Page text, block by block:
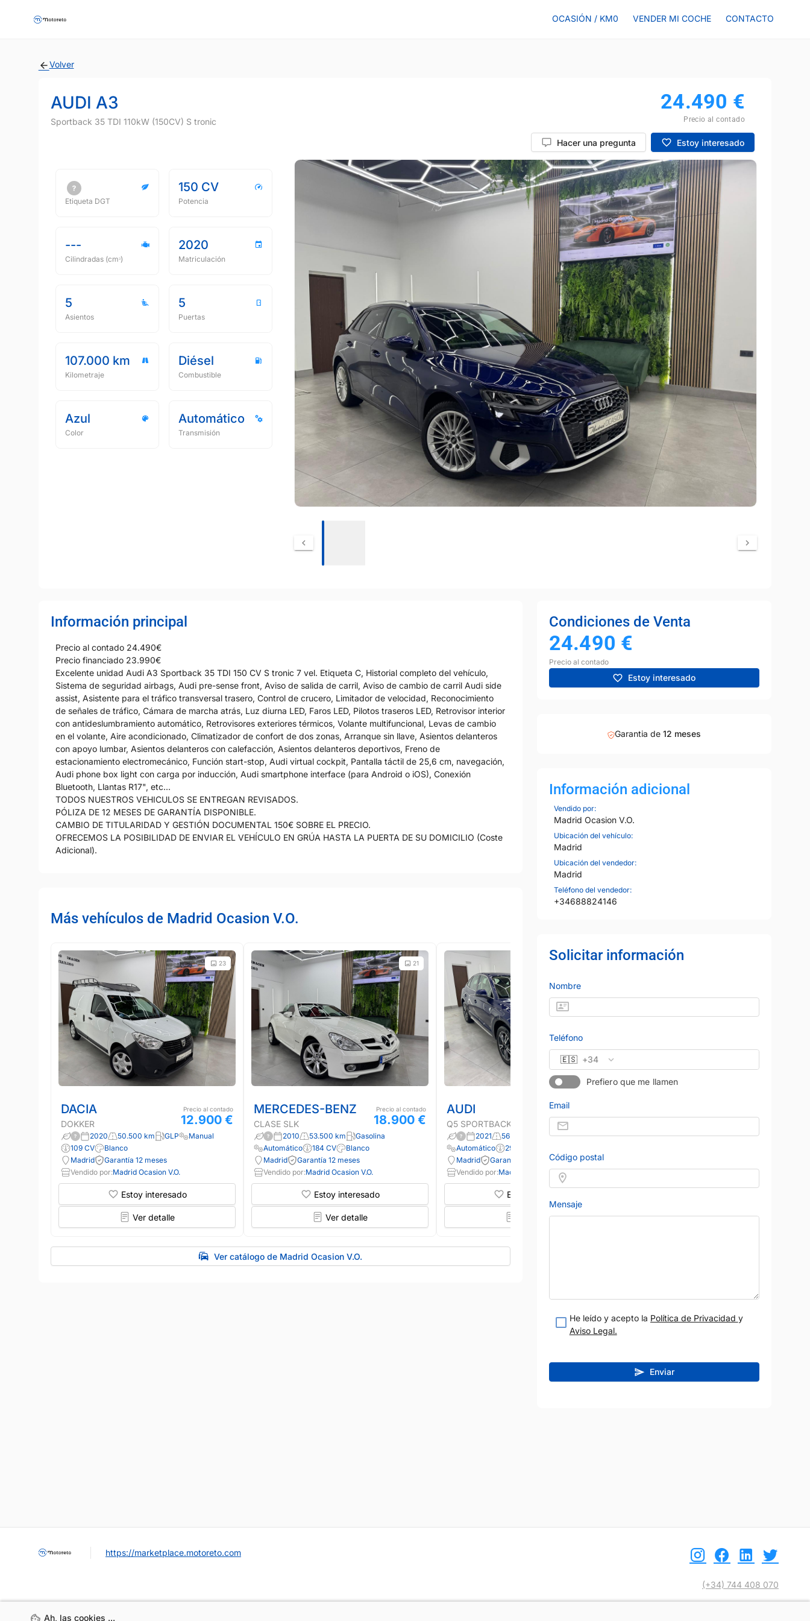
OCASIÓN / KM0 VENDER MI COCHE CONTACTO
Volver
AUDI A3
Sportback 35 TDI 110kW (150CV) S tronic
24.490 €
Precio al contado
Hacer una pregunta Estoy interesado
Etiqueta DGT
150 CV
Potencia
---
Cilindradas (cmᵌ)
2020
Matriculación
5
Asientos
5
Puertas
107.000 km
Kilometraje
Diésel
Combustible
Azul
Color
Automático
Transmisión
Información principal
Precio al contado 24.490€
Precio financiado 23.990€
Excelente unidad Audi A3 Sportback 35 TDI 150 CV S tronic 7 vel. Etiqueta C, Historial completo del vehículo,
Sistema de seguridad airbags, Audi pre-sense front, Aviso de salida de carril, Aviso de cambio de carril Audi side
assist, Asistente para el tráfico transversal trasero, Control de crucero, Limitador de velocidad, Reconocimiento
de señales de tráfico, Cámara de marcha atrás, Luz diurna LED, Faros LED, Pilotos traseros LED, Retrovisor interior
con antideslumbramiento automático, Retrovisores exteriores térmicos, Volante multifuncional, Levas de cambio
en el volante, Aire acondicionado, Climatizador de confort de dos zonas, Arranque sin llave, Asientos delanteros
con apoyo lumbar, Asientos delanteros con calefacción, Asientos delanteros deportivos, Freno de
estacionamiento electromecánico, Función start-stop, Audi virtual cockpit, Pantalla táctil de 25,6 cm, navegación,
Audi phone box light con carga por inducción, Audi smartphone interface (para Android o iOS), Conexión
Bluetooth, Llantas R17", etc...
TODOS NUESTROS VEHICULOS SE ENTREGAN REVISADOS.
PÓLIZA DE 12 MESES DE GARANTÍA DISPONIBLE.
CAMBIO DE TITULARIDAD Y GESTIÓN DOCUMENTAL 150€ SOBRE EL PRECIO.
OFRECEMOS LA POSIBILIDAD DE ENVIAR EL VEHÍCULO EN GRÚA HASTA LA PUERTA DE SU DOMICILIO (Coste
Adicional).
Más vehículos de Madrid Ocasion V.O.
23
DACIA
DOKKER
Precio al contado
12.900 €
2020 50.500 km GLP
Manual
109 CV
Blanco
Madrid
Garantía 12 meses
Vendido por:Madrid Ocasion V.O.
Estoy interesado
Ver detalle
21
MERCEDES-BENZ
CLASE SLK
Precio al contado
18.900 €
2010 53.500 km
Gasolina
Automático
184 CV
Blanco
Madrid
Garantía 12 meses
Vendido por:Madrid Ocasion V.O.
Estoy interesado
Ver detalle
AUDI
Q5 SPORTBACK
Precio al contado
36.900 €
2021 56.000 km
Híbrido enchufable
Automático
299 CV
Madrid
Garantía 12 meses
Vendido por:Madrid Ocasion V.O.
Estoy interesado
Ver detalle
43.900
2023 33.000 km
Eléctrico
Vendido por:Madrid Ocasion V.O.
Ver detalle
Ver catálogo de Madrid Ocasion V.O.
Condiciones de Venta
24.490 €
Precio al contado
Estoy interesado
Garantia de 12 meses
Información adicional
Vendido por:
Madrid Ocasion V.O.
Ubicación del vehículo:
Madrid
Ubicación del vendedor:
Madrid
Teléfono del vendedor:
+34688824146
Solicitar información
Nombre
Teléfono
🇪🇸 +34
Prefiero que me llamen
Email
Código postal
Mensaje
He leído y acepto la Política de Privacidad y
Aviso Legal.
Enviar
Ah, las cookies ...
Ah, las cookies ...
https://marketplace.motoreto.com
(+34) 744 408 070
info@motoreto.com